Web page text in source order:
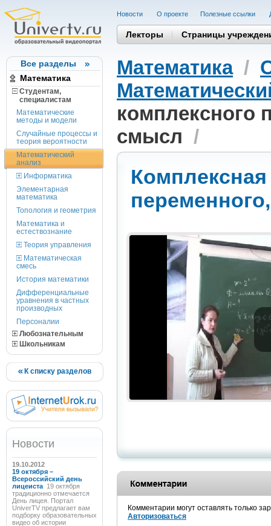
Все разделы
Математика
Студентам,
cпециалистам
Математические
методы и модели
Случайные процессы и
теория вероятности
Математический
анализ
Информатика
Элементарная
математика
Топология и геометрия
Математика и
естествознание
Теория управления
Математическая
смесь
История математики
Дифференциальные
уравнения в частных
производных
Персоналии
Любознательным
Школьникам
К списку разделов
Новости
19.10.2012
19 октября –
Всероссийский день
лицеиста 19 октября
традиционно отмечается
День лицея. Портал
UniverTV предлагает вам
подборку образовательных
видео об истории
Новости О проекте Полезные cсылки
Лекторы Страницы
Математика/
комплексного
смысл /
Комментарии могут оставлять только
Авторизоваться